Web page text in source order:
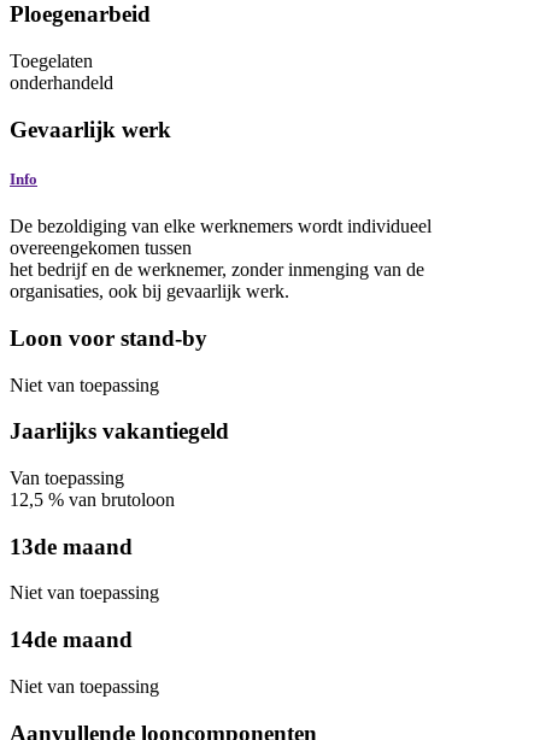
Ploegenarbeid
Toegelaten
onderhandeld
Gevaarlijk werk
Info
De bezoldiging van elke werknemers wordt individueel
overeengekomen tussen
het bedrijf en de werknemer, zonder inmenging van de
organisaties, ook bij gevaarlijk werk.
Loon voor stand-by
Niet van toepassing
Jaarlijks vakantiegeld
Van toepassing
12,5 % van brutoloon
13de maand
Niet van toepassing
14de maand
Niet van toepassing
Aanvullende looncomponenten